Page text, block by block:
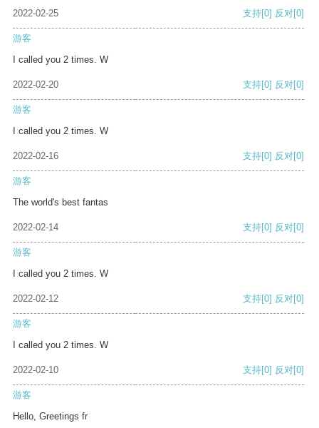
2022-02-25 支持[0] 反对[0]
游客
I called you 2 times. W
2022-02-20 支持[0] 反对[0]
游客
I called you 2 times. W
2022-02-16 支持[0] 反对[0]
游客
The world's best fantas
2022-02-14 支持[0] 反对[0]
游客
I called you 2 times. W
2022-02-12 支持[0] 反对[0]
游客
I called you 2 times. W
2022-02-10 支持[0] 反对[0]
游客
Hello, Greetings fr